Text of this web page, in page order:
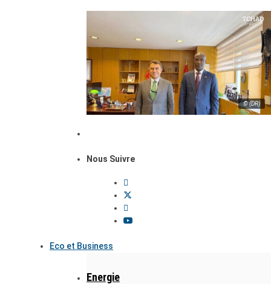
© (DR)
Nous Suivre
Eco et Business
Energie